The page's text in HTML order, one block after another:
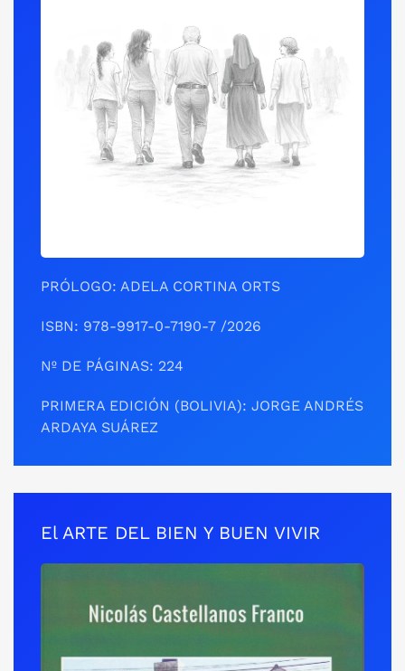
PRÓLOGO: ADELA CORTINA ORTS
ISBN: 978-9917-0-7190-7 /2026
Nº DE PÁGINAS: 224
PRIMERA EDICIÓN (BOLIVIA): JORGE ANDRÉS
ARDAYA SUÁREZ
El ARTE DEL BIEN Y BUEN VIVIR